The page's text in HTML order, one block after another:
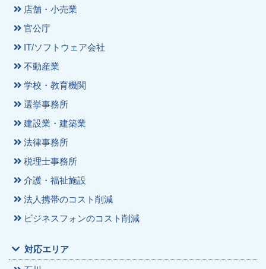
店舗・小売業
官公庁
IT/ソフトウェア会社
不動産業
学校・教育機関
選挙事務所
建設業・建築業
法律事務所
税理士事務所
介護・福祉施設
法人携帯のコスト削減
ビジネスフォンのコスト削減
対応エリア